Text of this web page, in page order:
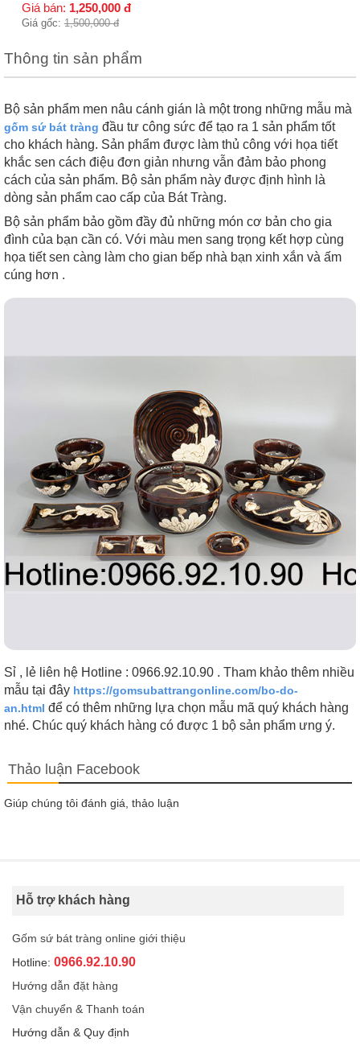
Giá bán: 1,250,000 đ
Giá gốc: 1,500,000 đ
Thông tin sản phẩm
Bộ sản phẩm men nâu cánh gián là một trong những mẫu mà
gốm sứ bát tràng đầu tư công sức để tạo ra 1 sản phẩm tốt
cho khách hàng. Sản phẩm được làm thủ công với họa tiết
khắc sen cách điệu đơn giản nhưng vẫn đảm bảo phong
cách của sản phẩm. Bộ sản phẩm này được định hình là
dòng sản phẩm cao cấp của Bát Tràng.
Bộ sản phẩm bảo gồm đầy đủ những món cơ bản cho gia
đình của bạn cần có. Với màu men sang trọng kết hợp cùng
họa tiết sen càng làm cho gian bếp nhà bạn xinh xắn và ấm
cúng hơn .
Sỉ , lẻ liên hệ Hotline : 0966.92.10.90 . Tham khảo thêm nhiều
mẫu tại đây https://gomsubattrangonline.com/bo-do-
an.html để có thêm những lựa chọn mẫu mã quý khách hàng
nhé. Chúc quý khách hàng có được 1 bộ sản phẩm ưng ý.
Thảo luận Facebook
Giúp chúng tôi đánh giá, thảo luận
Hỗ trợ khách hàng
Gốm sứ bát tràng online giới thiệu
Hotline: 0966.92.10.90
Hướng dẫn đặt hàng
Vận chuyển & Thanh toán
Hướng dẫn & Quy định